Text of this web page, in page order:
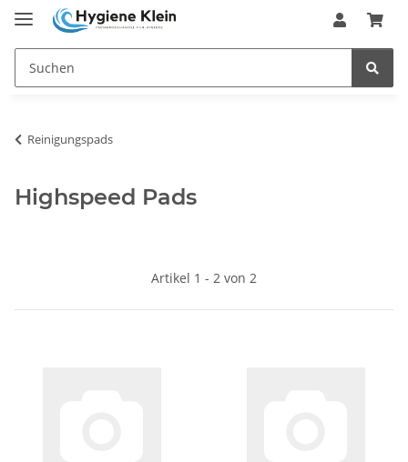
Reinigungspads
Highspeed Pads
Artikel 1 - 2 von 2